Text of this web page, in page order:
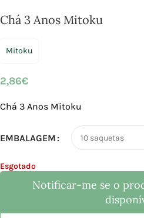
Chá 3 Anos Mitoku
Mitoku
2,86€
Chá 3 Anos Mitoku
EMBALAGEM
Esgotado
Notificar-me se o